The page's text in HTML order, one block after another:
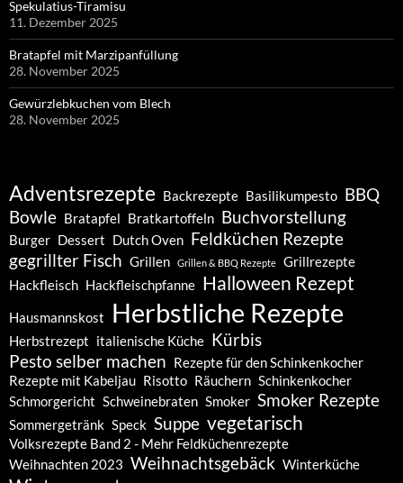
Spekulatius-Tiramisu
11. Dezember 2025
Bratapfel mit Marzipanfüllung
28. November 2025
Gewürzlebkuchen vom Blech
28. November 2025
Adventsrezepte Backrezepte Basilikumpesto BBQ
Bowle Bratapfel Bratkartoffeln Buchvorstellung
Burger Dessert Dutch Oven Feldküchen Rezepte
gegrillter Fisch Grillen Grillen & BBQ Rezepte
Grillrezepte
Hackfleisch Hackfleischpfanne Halloween Rezept
Hausmannskost Herbstliche Rezepte
Herbstrezept italienische Küche Kürbis
Pesto selber machen Rezepte für den Schinkenkocher
Rezepte mit Kabeljau Risotto Räuchern Schinkenkocher
Schmorgericht Schweinebraten Smoker Smoker Rezepte
Sommergetränk Speck Suppe vegetarisch
Volksrezepte Band 2 - Mehr Feldküchenrezepte
Weihnachten 2023 Weihnachtsgebäck Winterküche